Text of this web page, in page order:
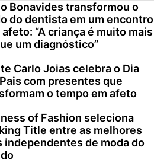
Bonavides transformou o
do dentista em um encontro
“A criança é muito mais
um diagnóstico”
Carlo Joias celebra o Dia
com presentes que
o tempo em afeto
of Fashion seleciona
Title entre as melhores
independentes de moda do